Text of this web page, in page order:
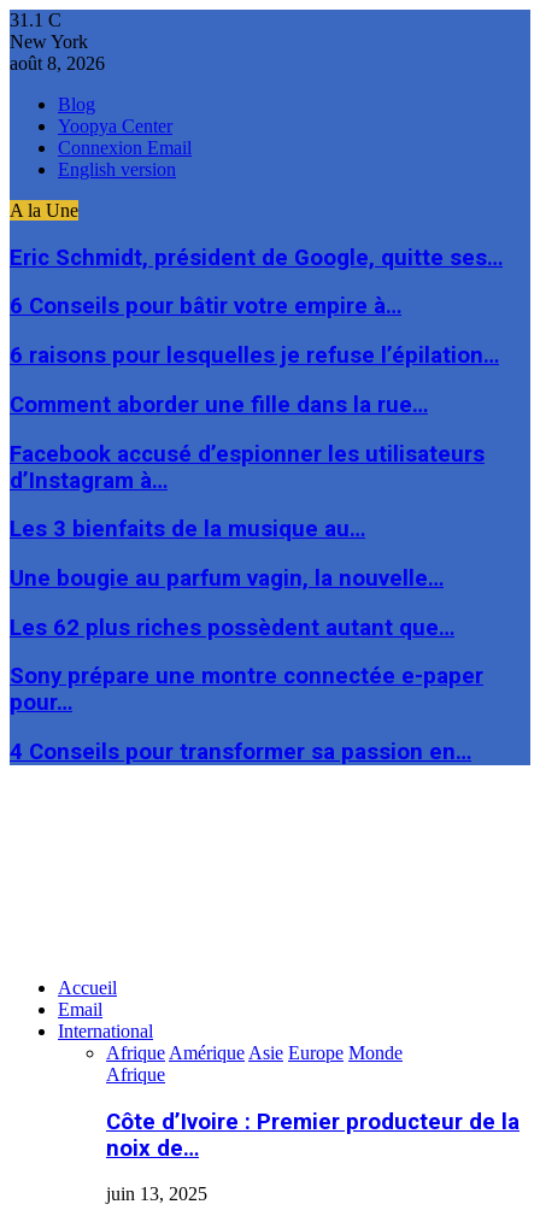
31.1 C
New York
août 8, 2026
Blog
Yoopya Center
Connexion Email
English version
A la Une
Eric Schmidt, président de Google, quitte ses…
6 Conseils pour bâtir votre empire à…
6 raisons pour lesquelles je refuse l’épilation…
Comment aborder une fille dans la rue…
Facebook accusé d’espionner les utilisateurs
d’Instagram à…
Les 3 bienfaits de la musique au…
Une bougie au parfum vagin, la nouvelle…
Les 62 plus riches possèdent autant que…
Sony prépare une montre connectée e-paper
pour…
4 Conseils pour transformer sa passion en…
Accueil
Email
International
Afrique Amérique Asie Europe Monde
Afrique
Côte d’Ivoire : Premier producteur de la
noix de…
juin 13, 2025